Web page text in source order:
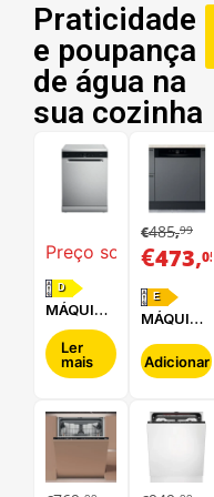
Praticidade
e poupança
de água na
sua cozinha
Preço sob consulta
D
MÁQUINA
DE LAVAR
LOUÇA
WHIRLPOOL
- WFC
Ler
mais
€485,99
€473,05
E
MÁQUINA
LOUÇA
HOTPOINT
Adicionar